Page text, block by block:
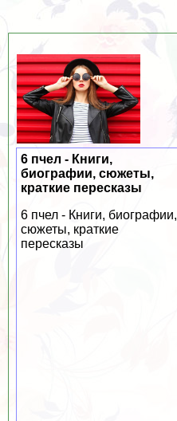
6 пчел - Книги,
биографии, сюжеты,
краткие пересказы
6 пчел - Книги, биографии,
сюжеты, краткие
пересказы